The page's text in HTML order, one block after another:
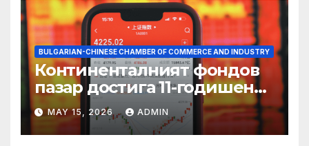
BULGARIAN-CHINESE CHAMBER OF COMMERCE AND INDUSTRY
Континенталният фондов
пазар достига 11-годишен
връх
MAY 15, 2026 ADMIN